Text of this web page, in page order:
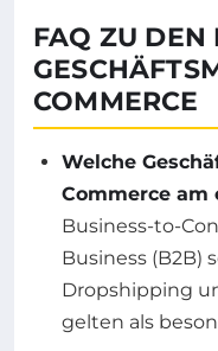
FAQ ZU DEN
COMMERCE
Welche
Commerce am
Business-to-
Business (B2B)
Dropshipping
gelten als